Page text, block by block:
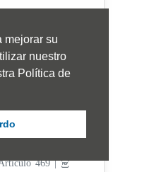
mejorar su
nuestro
Política de
Conditions for
to education
Gina
469 |